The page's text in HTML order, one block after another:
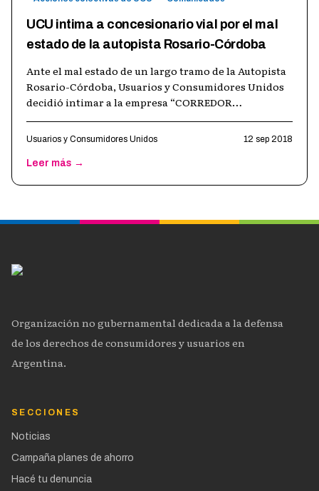
UCU intima a concesionario vial por el mal
estado de la autopista Rosario-Córdoba
Ante el mal estado de un largo tramo de la Autopista
Rosario-Córdoba, Usuarios y Consumidores Unidos
decidió intimar a la empresa “CORREDOR
Usuarios y Consumidores Unidos 12 sep 2018
Leer más →
Organización no gubernamental dedicada a la defensa
de los derechos de consumidores y usuarios en
Argentina.
SECCIONES
Noticias
Campaña planes de ahorro
Hacé tu denuncia